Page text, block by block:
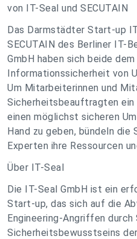
von IT-Seal und SECUTAIN
Das Darmstädter Start-up
SECUTAIN des Berliner IT-
GmbH haben sich beide
Informationssicherheit von
Um Mitarbeiterinnen und
Sicherheitsbeauftragten
einen möglichst sicheren
Hand zu geben, bündeln die
Experten ihre Ressourcen
Über IT-Seal
Die IT-Seal GmbH ist ein
Start-up, das sich auf die
Engineering-Angriffen durch
Sicherheitsbewusstseins